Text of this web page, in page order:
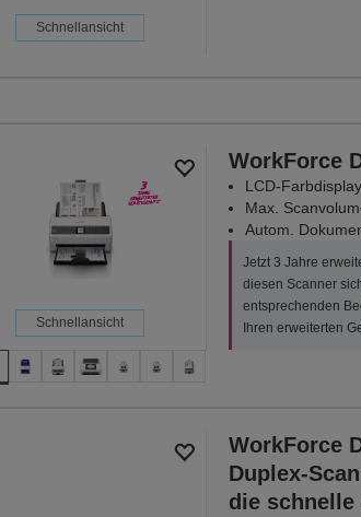
Schnellansicht
Schnellansicht
WorkForce
LCD-
Max.
Autom.
Jetzt 3 Jahre
diesen Scanner
entsprechenden
Ihren erweiterten
WorkForce
Duplex-
die